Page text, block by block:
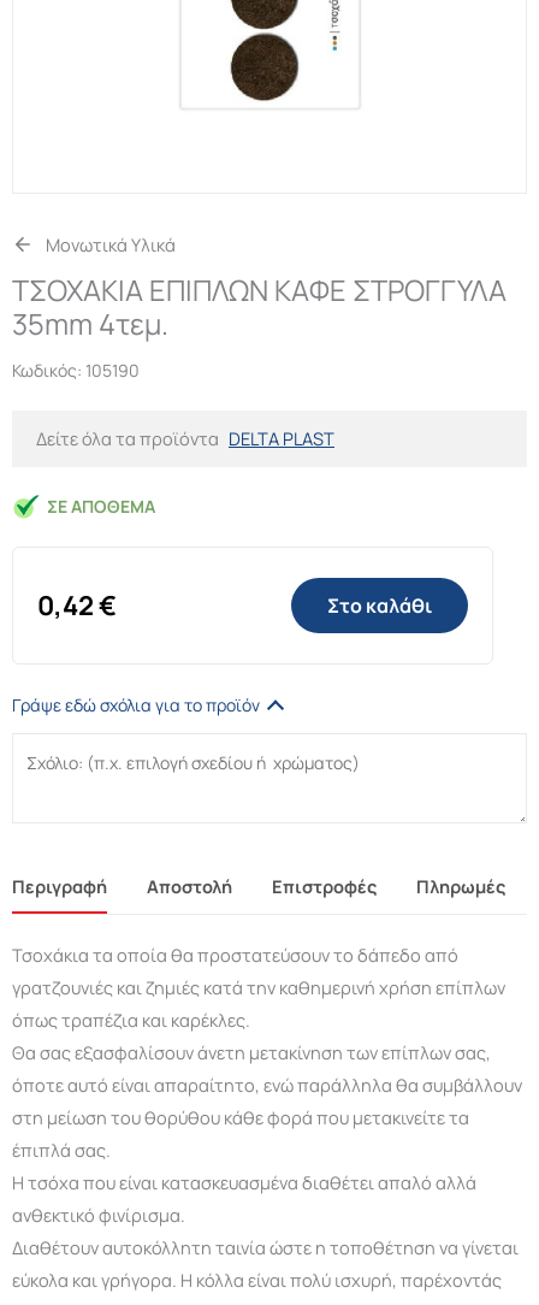
Μονωτικά Υλικά
ΤΣΟΧΑΚΙΑ ΕΠΙΠΛΩΝ ΚΑΦΕ ΣΤΡΟΓΓΥΛΑ
35mm 4τεμ.
Κωδικός: 105190
Δείτε όλα τα προϊόντα DELTA PLAST
ΣΕ ΑΠΌΘΕΜΑ
0,42€ Στο καλάθι
Γράψε εδώ σχόλια για το προϊόν
Περιγραφή Αποστολή Επιστροφές Πληρωμές
Τσοχάκια τα οποία θα προστατεύσουν το δάπεδο από
γρατζουνιές και ζημιές κατά την καθημερινή χρήση επίπλων
όπως τραπέζια και καρέκλες.
Θα σας εξασφαλίσουν άνετη μετακίνηση των επίπλων σας,
όποτε αυτό είναι απαραίτητο, ενώ παράλληλα θα συμβάλλουν
στη μείωση του θορύθου κάθε φορά που μετακινείτε τα
έπιπλά σας.
Η τσόχα που είναι κατασκευασμένα διαθέτει απαλό αλλά
ανθεκτικό φινίρισμα.
Διαθέτουν αυτοκόλλητη ταινία ώστε η τοποθέτηση να γίνεται
εύκολα και γρήγορα. Η κόλλα είναι πολύ ισχυρή, παρέχοντάς